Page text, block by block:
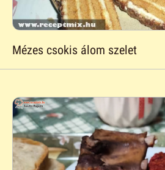
Mézes csokis álom szelet